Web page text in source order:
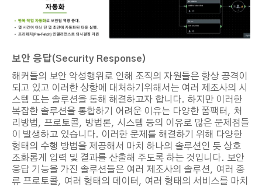
보안 응답(Security Response)
해커들의 보안 악성행위로 인해 조직의 자원들은 항상 공격이
되고 있고 이러한 상항에 대처하기위해서는 여러 제조사의 시
스템 또는 솔루션을 통해 해결하고자 합니다. 하지만 이러한
복잡한 솔루션을 통합하기 어려운 이유는 다양한 폼팩터, 처
리방법, 프로토콜, 방법론, 시스템 등의 이유로 많은 문제점들
이 발생하고 있습니다. 이러한 문제를 해결하기 위해 다양한
형태의 수행 방법을 제공해서 마치 하나의 솔루션인 듯 상호
조화롭게 입력 및 결과를 산출해 주도록 하는 것입니다. 보안
응답 기능을 가진 솔루션들은 여러 제조사의 솔루션, 여러 종
류 프로토콜, 여러 형태의 데이터, 여러 형태의 서비스를 마치